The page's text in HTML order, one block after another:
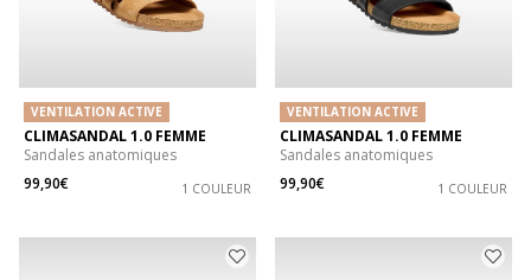
VENTILATION ACTIVE
CLIMASANDAL 1.0 FEMME
Sandales anatomiques
99,90€
1 COULEUR
VENTILATION ACTIVE
CLIMASANDAL 1.0 FEMME
Sandales anatomiques
99,90€
1 COULEUR